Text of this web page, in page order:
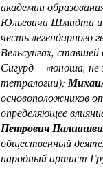
академии
Юльевича Шмидта и
честь легендарного
Вельсунгах,
Сигурд – «юноша,
тетралогии);
основоположников
определяющее
Петрович
общественный
народный артист